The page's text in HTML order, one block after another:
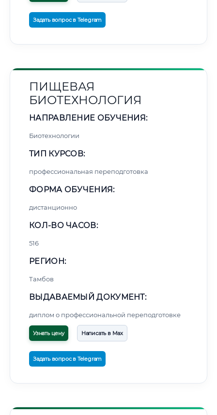
Задать вопрос в Telegram
ПИЩЕВАЯ
БИОТЕХНОЛОГИЯ
НАПРАВЛЕНИЕ ОБУЧЕНИЯ:
Биотехнологии
ТИП КУРСОВ:
профессиональная переподготовка
ФОРМА ОБУЧЕНИЯ:
дистанционно
КОЛ-ВО ЧАСОВ:
516
РЕГИОН:
Тамбов
ВЫДАВАЕМЫЙ ДОКУМЕНТ:
диплом о профессиональной переподготовке
Узнать цену Написать в Max
Задать вопрос в Telegram